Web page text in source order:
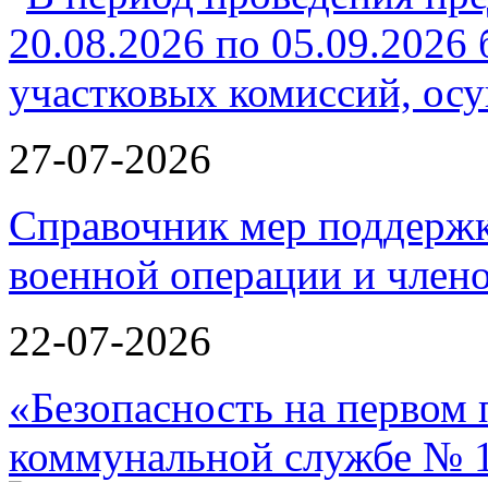
27-07-2026
Справочник мер
военной операции и
22-07-2026
«Безопасность на
коммунальной службе №